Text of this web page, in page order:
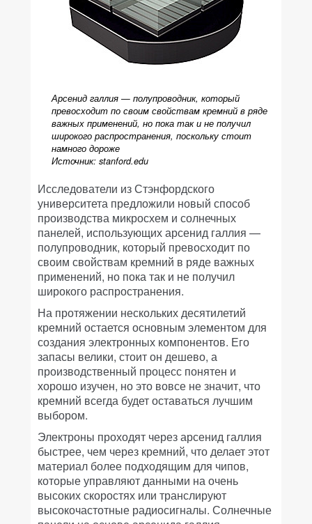
Арсенид галлия — полупроводник, который
превосходит по своим свойствам кремний в ряде
важных применений, но пока так и не получил
широкого распространения, поскольку стоит
намного дороже
Источник: stanford.edu
Исследователи из Стэнфордского
университета предложили новый способ
производства микросхем и солнечных
панелей, использующих арсенид галлия —
полупроводник, который превосходит по
своим свойствам кремний в ряде важных
применений, но пока так и не получил
широкого распространения.
На протяжении нескольких десятилетий
кремний остается основным элементом для
создания электронных компонентов. Его
запасы велики, стоит он дешево, а
производственный процесс понятен и
хорошо изучен, но это вовсе не значит, что
кремний всегда будет оставаться лучшим
выбором.
Электроны проходят через арсенид галлия
быстрее, чем через кремний, что делает этот
материал более подходящим для чипов,
которые управляют данными на очень
высоких скоростях или транслируют
высокочастотные радиосигналы. Солнечные